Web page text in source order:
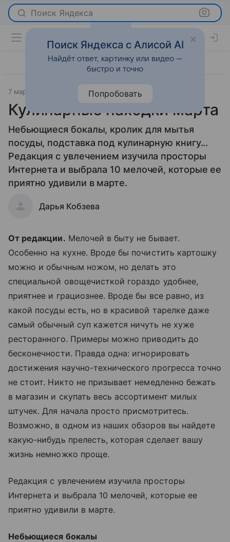
Поиск Яндекса
7 марта 2013
Кулинарные находки марта
Небьющиеся бокалы, кролик для мытья
посуды, подставка под кулинарную книгу...
Редакция с увлечением изучила просторы
Интернета и выбрала 10 мелочей, которые ее
приятно удивили в марте.
Дарья Кобзева
От редакции. Мелочей в быту не бывает.
Особенно на кухне. Вроде бы почистить картошку
можно и обычным ножом, но делать это
специальной овощечисткой гораздо удобнее,
приятнее и грациознее. Вроде бы все равно, из
какой посуды есть, но в красивой тарелке даже
самый обычный суп кажется ничуть не хуже
ресторанного. Примеры можно приводить до
бесконечности. Правда одна: игнорировать
достижения научно-технического прогресса точно
не стоит. Никто не призывает немедленно бежать
в магазин и скупать весь ассортимент милых
штучек. Для начала просто присмотритесь.
Возможно, в одном из наших обзоров вы найдете
какую-нибудь прелесть, которая сделает вашу
жизнь немножко проще.
Редакция с увлечением изучила просторы
Интернета и выбрала 10 мелочей, которые ее
приятно удивили в марте.
Небьющиеся бокалы
Поиск Яндекса с Алисой AI
Найдёт ответ, картинку или видео —
быстро и точно
Попробовать